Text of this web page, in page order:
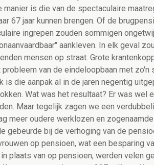
manier is die van de spectaculaire
67 jaar kunnen brengen. Of de
ingrepen zouden sommigen
aankleven. In elk geval
mensen op straat. Grote
van de eindeloopbaan met zo'n
is die aanpak al in de jaren negentig
Wat was het resultaat? Er was wel
Maar tegelijk zagen we een
meer oudere werklozen en
gebeurde bij de verhoging van de
op pensioen, wat een besparing
plaats van op pensioen, werden velen